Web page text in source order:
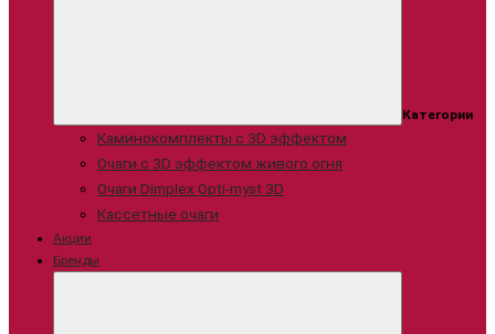
Категории
Каминокомплекты с 3D эффектом
Очаги с 3D эффектом живого огня
Очаги Dimplex Opti-myst 3D
Кассетные очаги
Акции
Бренды